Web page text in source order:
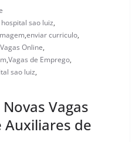
sao luiz,
,enviar curriculo,
Online,
,Vagas de Emprego,
sao luiz,
Vagas
Auxiliares de